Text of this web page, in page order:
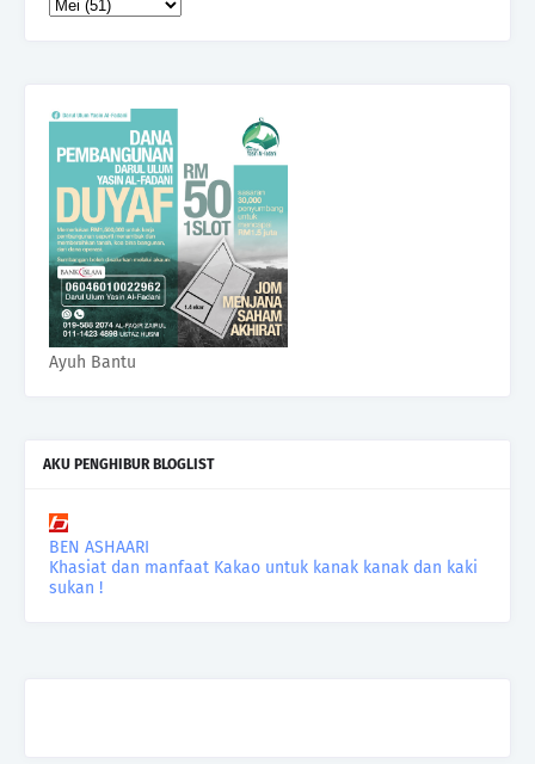
Ayuh Bantu
AKU PENGHIBUR BLOGLIST
BEN ASHAARI
Khasiat dan manfaat Kakao untuk kanak kanak dan kaki
sukan !